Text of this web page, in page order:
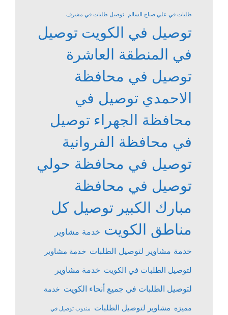
طلبات في علي صباح السالم توصيل طلبات في مشرف
توصيل في الكويت توصيل
في المنطقة العاشرة
توصيل في محافظة
الاحمدي توصيل في
محافظة الجهراء توصيل
في محافظة الفروانية
توصيل في محافظة حولي
توصيل في محافظة
مبارك الكبير توصيل كل
مناطق الكويت خدمة مشاوير
خدمة مشاوير لتوصيل الطلبات خدمة مشاوير
لتوصيل الطلبات في الكويت خدمة مشاوير
لتوصيل الطلبات في جميع أنحاء الكويت خدمة
مميزة مشاوير لتوصيل الطلبات مندوب توصيل في